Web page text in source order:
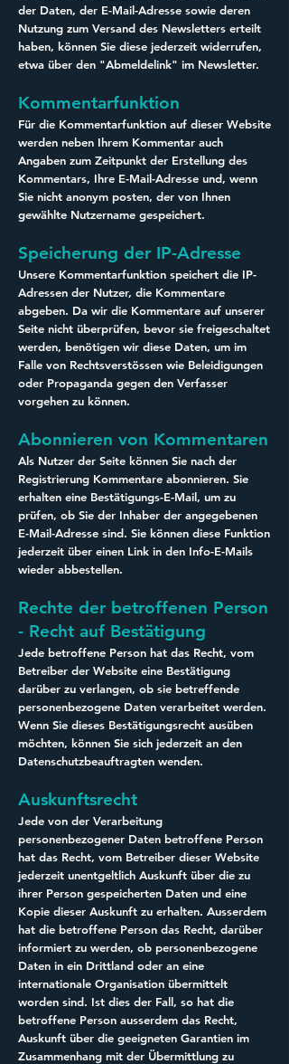
der Daten, der E-Mail-Adresse sowie deren
Nutzung zum Versand des Newsletters erteilt
haben, können Sie diese jederzeit widerrufen,
etwa über den "Abmeldelink" im Newsletter.
Kommentarfunktion
Für die Kommentarfunktion auf dieser Website
werden neben Ihrem Kommentar auch
Angaben zum Zeitpunkt der Erstellung des
Kommentars, Ihre E-Mail-Adresse und, wenn
Sie nicht anonym posten, der von Ihnen
gewählte Nutzername gespeichert.
Speicherung der IP-Adresse
Unsere Kommentarfunktion speichert die IP-
Adressen der Nutzer, die Kommentare
abgeben. Da wir die Kommentare auf unserer
Seite nicht überprüfen, bevor sie freigeschaltet
werden, benötigen wir diese Daten, um im
Falle von Rechtsverstössen wie Beleidigungen
oder Propaganda gegen den Verfasser
vorgehen zu können.
Abonnieren von Kommentaren
Als Nutzer der Seite können Sie nach der
Registrierung Kommentare abonnieren. Sie
erhalten eine Bestätigungs-E-Mail, um zu
prüfen, ob Sie der Inhaber der angegebenen
E-Mail-Adresse sind. Sie können diese Funktion
jederzeit über einen Link in den Info-E-Mails
wieder abbestellen.
Rechte der betroffenen Person
- Recht auf Bestätigung
Jede betroffene Person hat das Recht, vom
Betreiber der Website eine Bestätigung
darüber zu verlangen, ob sie betreffende
personenbezogene Daten verarbeitet werden.
Wenn Sie dieses Bestätigungsrecht ausüben
möchten, können Sie sich jederzeit an den
Datenschutzbeauftragten wenden.
Auskunftsrecht
Jede von der Verarbeitung
personenbezogener Daten betroffene Person
hat das Recht, vom Betreiber dieser Website
jederzeit unentgeltlich Auskunft über die zu
ihrer Person gespeicherten Daten und eine
Kopie dieser Auskunft zu erhalten. Ausserdem
hat die betroffene Person das Recht, darüber
informiert zu werden, ob personenbezogene
Daten in ein Drittland oder an eine
internationale Organisation übermittelt
worden sind. Ist dies der Fall, so hat die
betroffene Person ausserdem das Recht,
Auskunft über die geeigneten Garantien im
Zusammenhang mit der Übermittlung zu